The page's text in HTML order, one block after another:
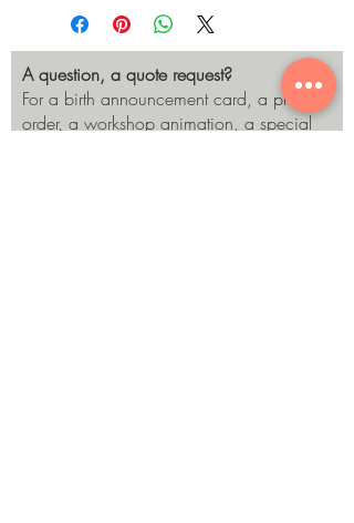
A question, a quote request?
For a birth announcement card, a pro
order, a workshop animation, a special